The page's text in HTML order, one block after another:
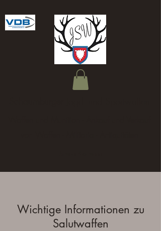
Wichtige Informationen zu
Salutwaffen